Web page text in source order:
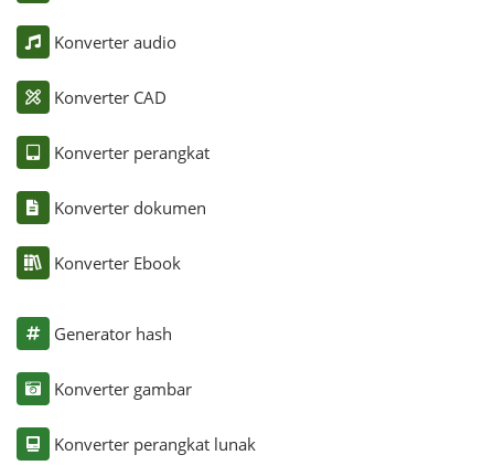
Konverter audio
Konverter CAD
Konverter perangkat
Konverter dokumen
Konverter Ebook
Generator hash
Konverter gambar
Konverter perangkat lunak